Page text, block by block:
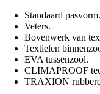
Standaard pasvorm.
Veters.
Bovenwerk van
Textielen
EVA tussenzool.
CLIMAPROOF
TRAXION